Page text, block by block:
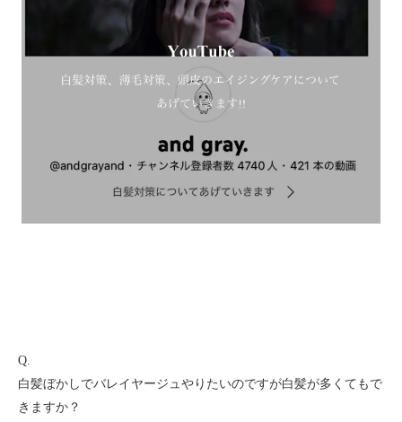
Q.
白髪ぼかしでバレイヤージュやりたいのですが白髪が多くてもで
きますか？